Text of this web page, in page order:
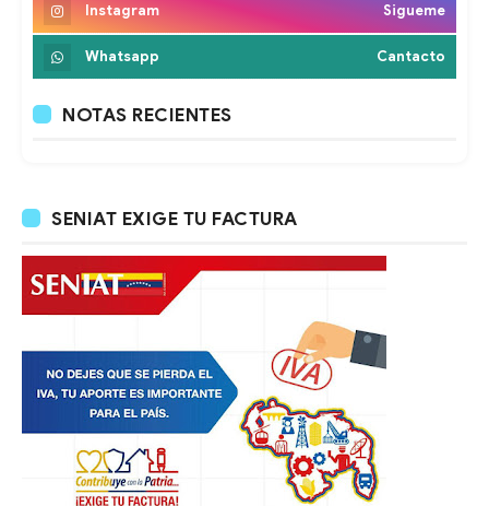
Instagram Sigueme
Whatsapp Cantacto
NOTAS RECIENTES
SENIAT EXIGE TU FACTURA